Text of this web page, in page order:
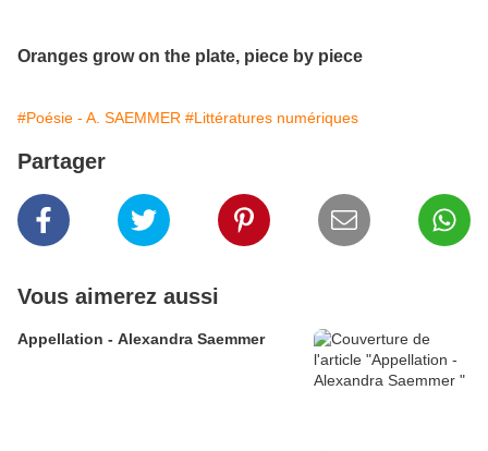
Oranges grow on the plate, piece by piece
#Poésie - A. SAEMMER #Littératures numériques
Partager
Vous aimerez aussi
Appellation - Alexandra Saemmer